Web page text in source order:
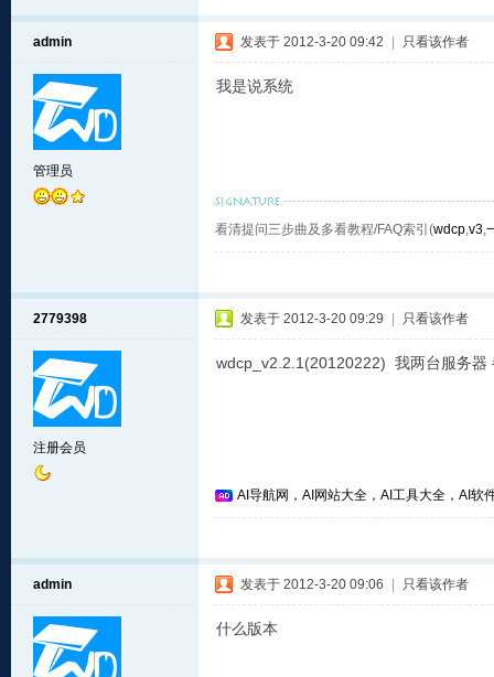
admin
管理员
发表于 2012-3-20 09:42 只看该作者
我是说系统
看清提问三步曲及多看教程/FAQ索引(wdcp,v3,
2779398
注册会员
发表于 2012-3-20 09:29 只看该作者
wdcp_v2.2.1(20120222) 我两台服务器
AI导航网，AI网站大全，AI工具大全，AI软
admin 发表于 2012-3-20 09:06 只看该作者
什么版本